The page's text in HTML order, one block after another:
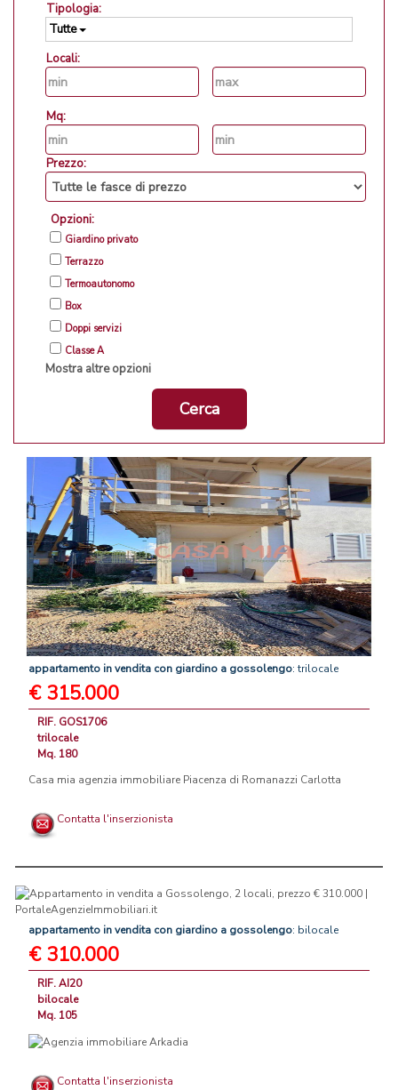
Tipologia:
Tutte
Locali:
Mq:
Prezzo:
Opzioni:
Giardino privato
Terrazzo
Termoautonomo
Box
Doppi servizi
Classe A
Mostra altre opzioni
Cerca
appartamento invendita con giardino a gossolengo: trilocale
€ 315.000
RIF. GOS1706
trilocale
Mq. 180
Casa mia agenzia immobiliare Piacenza di Romanazzi Carlotta
Contatta l'inserzionista
appartamento invendita con giardino a gossolengo: bilocale
€ 310.000
RIF. AI20
bilocale
Mq. 105
Contatta l'inserzionista